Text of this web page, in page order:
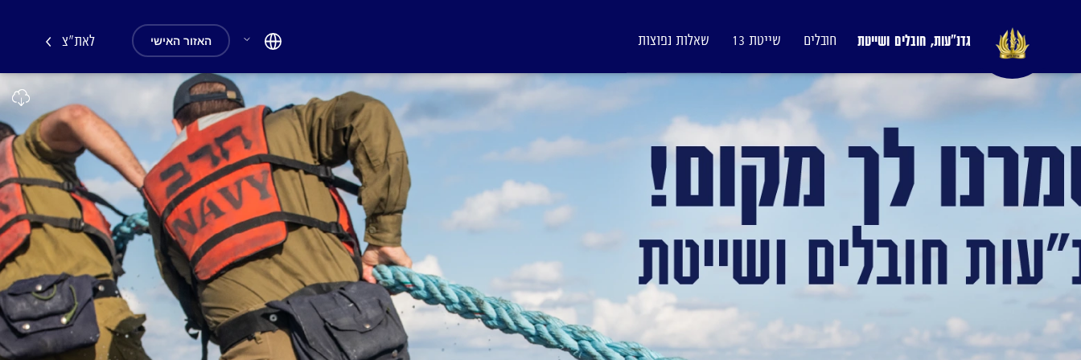
האזור האישי לאת"צ גדנ"עות, חובלים ושייטת חובלים שייטת 13 שאלות נפוצות